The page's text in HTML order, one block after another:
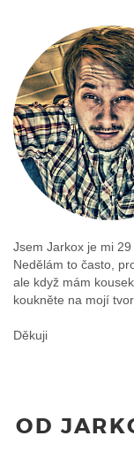
Jsem Jarkox je mi
Nedělám to často,
ale když mám
koukněte na mojí
Děkuji
OD